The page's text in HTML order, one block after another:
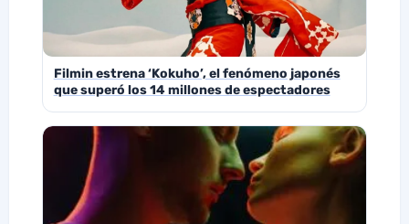
Filmin estrena ‘Kokuho’, el fenómeno japonés
que superó los 14 millones de espectadores